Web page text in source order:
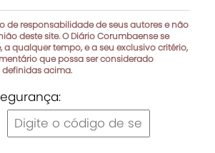
de responsabilidade de seus autores e não
deste site. O Diário Corumbaense se
a qualquer tempo, e a seu exclusivo critério,
que possa ser considerado
acima.